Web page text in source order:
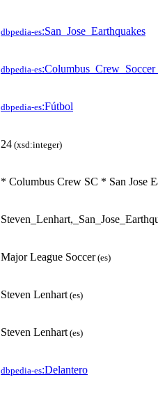
dbpedia-es:San_Jose_Earthquakes
dbpedia-es
dbpedia-es:Fútbol
24 (xsd:integer)
* Columbus Crew SC * San Jose
Major League Soccer(es)
Steven Lenhart (es)
Steven Lenhart (es)
dbpedia-es:Delantero